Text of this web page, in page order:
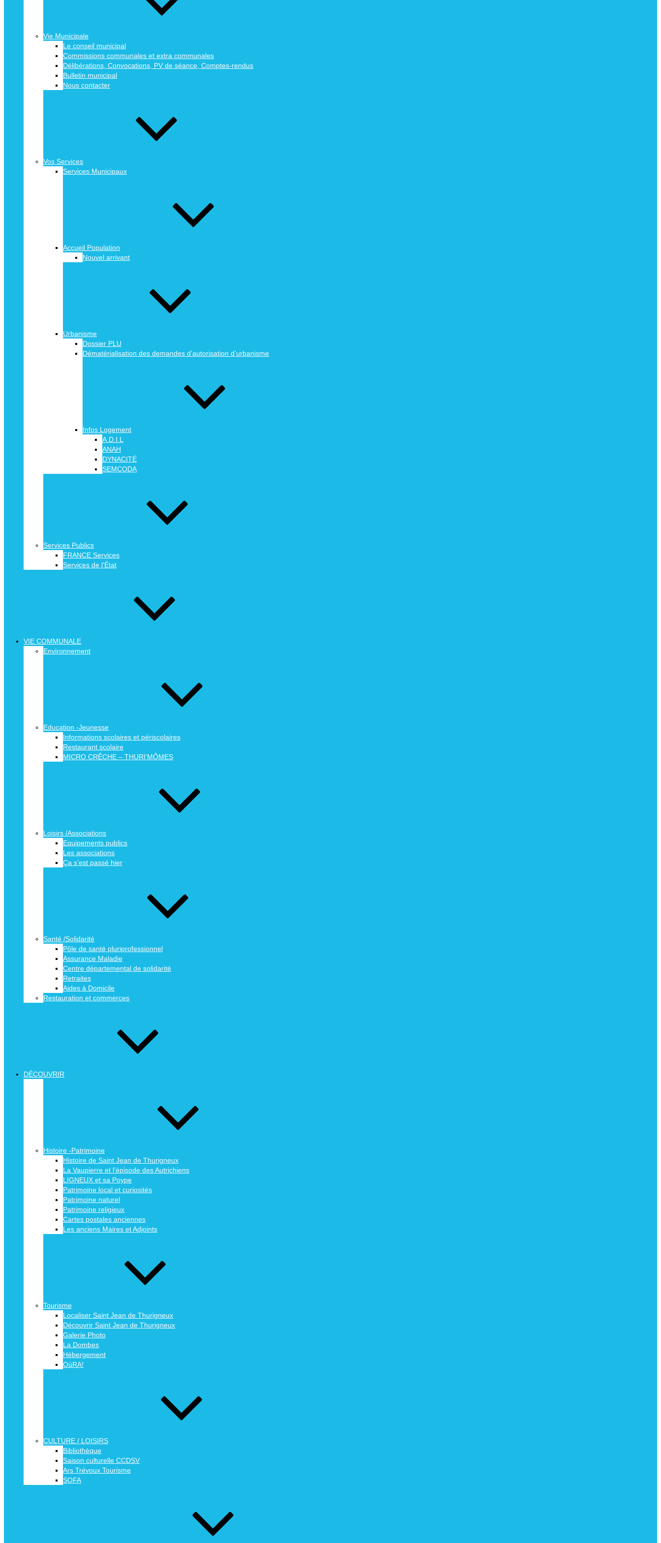
Vie Municipale
Le conseil municipal
Commissions communales et extra communales
Délibérations, Convocations, PV de séance, Comptes-rendus
Bulletin municipal
Nous contacter
Vos Services
Services Municipaux
Accueil Population
Nouvel arrivant
Urbanisme
Dossier PLU
Dématérialisation des demandes d’autorisation d’urbanisme
Infos Logement
A.D.I.L
ANAH
DYNACITÉ
SEMCODA
Services Publics
FRANCE Services
Services de l’État
VIE COMMUNALE
Environnement
Education -Jeunesse
Informations scolaires et périscolaires
Restaurant scolaire
MICRO CRÊCHE – THURI’MÔMES
Loisirs /Associations
Equipements publics
Les associations
Ça s’est passé hier
Santé /Solidarité
Pôle de santé pluriprofessionnel
Assurance Maladie
Centre départemental de solidarité
Retraites
Aides à Domicile
Restauration et commerces
DÉCOUVRIR
Histoire -Patrimoine
Histoire de Saint Jean de Thurigneux
La Vaupierre et l’épisode des Autrichiens
LIGNEUX et sa Poype
Patrimoine local et curiosités
Patrimoine naturel
Patrimoine religieux
Cartes postales anciennes
Les anciens Maires et Adjoints
Tourisme
Localiser Saint Jean de Thurigneux
Découvrir Saint Jean de Thurigneux
Galerie Photo
La Dombes
Hébergement
OùRA!
CULTURE / LOISIRS
Bibliothèque
Saison culturelle CCDSV
Ars Trévoux Tourisme
SOFA